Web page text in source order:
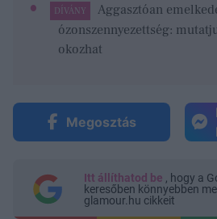
DÍVÁNY
Aggasztóan
ózonszennyezettség:
okozhat
Megosztás
Itt állíthatod be , hogy a
keresőben könnyebben
glamour.hu cikkeit